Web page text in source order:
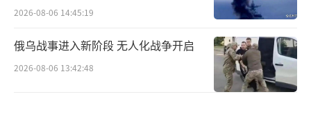
2026-08-06 14:45:19
俄乌战事进入新阶段 无人化战争开启
2026-08-06 13:42:48